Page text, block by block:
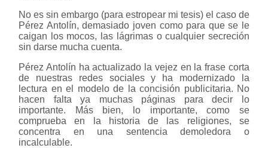
No es sin embargo (para estropear mi tesis) el caso de
Pérez Antolín, demasiado joven como para que se le
caigan los mocos, las lágrimas o cualquier secreción
sin darse mucha cuenta.
Pérez Antolín ha actualizado la vejez en la frase corta
de nuestras redes sociales y ha modernizado la
lectura en el modelo de la concisión publicitaria. No
hacen falta ya muchas páginas para decir lo
importante. Más bien, lo importante, como se
comprueba en la historia de las religiones, se
concentra en una sentencia demoledora o
incalculable.